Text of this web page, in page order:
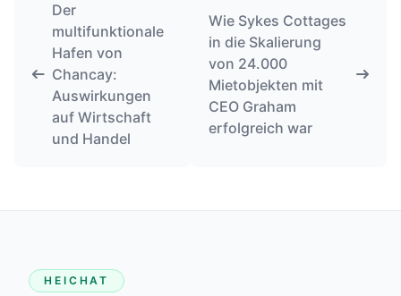
Der
multifunktionale
Hafen von
Chancay:
Auswirkungen
auf Wirtschaft
und Handel
Wie Sykes Cottages
in die Skalierung
von 24.000
Mietobjekten mit
CEO Graham
erfolgreich war
HEICHAT